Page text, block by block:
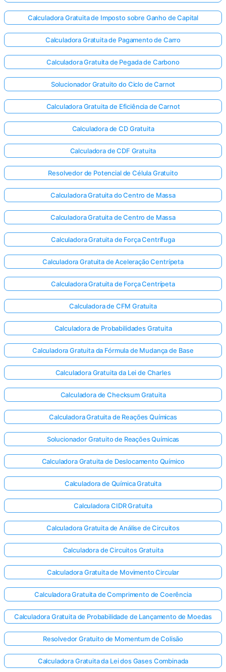
Calculadora Gratuita de Imposto sobre Ganho de Capital
Calculadora Gratuita de Pagamento de Carro
Calculadora Gratuita de Pegada de Carbono
Solucionador Gratuito do Ciclo de Carnot
Calculadora Gratuita de Eficiência de Carnot
Calculadora de CD Gratuita
Calculadora de CDF Gratuita
Resolvedor de Potencial de Célula Gratuito
Calculadora Gratuita do Centro de Massa
Calculadora Gratuita de Centro de Massa
Calculadora Gratuita de Força Centrífuga
Calculadora Gratuita de Aceleração Centrípeta
Calculadora Gratuita de Força Centrípeta
Calculadora de CFM Gratuita
Calculadora de Probabilidades Gratuita
Calculadora Gratuita da Fórmula de Mudança de Base
Calculadora Gratuita da Lei de Charles
Calculadora de Checksum Gratuita
Calculadora Gratuita de Reações Químicas
Solucionador Gratuito de Reações Químicas
Calculadora Gratuita de Deslocamento Químico
Calculadora de Química Gratuita
Calculadora CIDR Gratuita
Calculadora Gratuita de Análise de Circuitos
Calculadora de Circuitos Gratuita
Calculadora Gratuita de Movimento Circular
Calculadora Gratuita de Comprimento de Coerência
Calculadora Gratuita de Probabilidade de Lançamento de Moedas
Resolvedor Gratuito de Momentum de Colisão
Calculadora Gratuita da Lei dos Gases Combinada